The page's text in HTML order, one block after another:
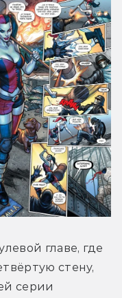
главе, где
стену,
серии